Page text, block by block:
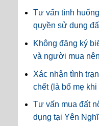
Tư vấn tình
quyền sử dụng
Không đăng ký
và người mua
Xác nhận tình
chết (là bố mẹ
Tư vấn mua đất
dụng tại Yên